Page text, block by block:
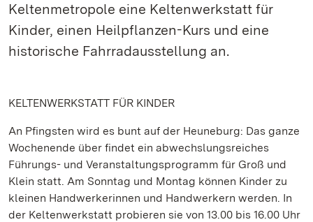
Keltenmetropole eine Keltenwerkstatt für
Kinder, einen Heilpflanzen-Kurs und eine
historische Fahrradausstellung an.
KELTENWERKSTATT FÜR KINDER
An Pfingsten wird es bunt auf der Heuneburg: Das ganze
Wochenende über findet ein abwechslungsreiches
Führungs- und Veranstaltungsprogramm für Groß und
Klein statt. Am Sonntag und Montag können Kinder zu
kleinen Handwerkerinnen und Handwerkern werden. In
der Keltenwerkstatt probieren sie von 13.00 bis 16.00 Uhr